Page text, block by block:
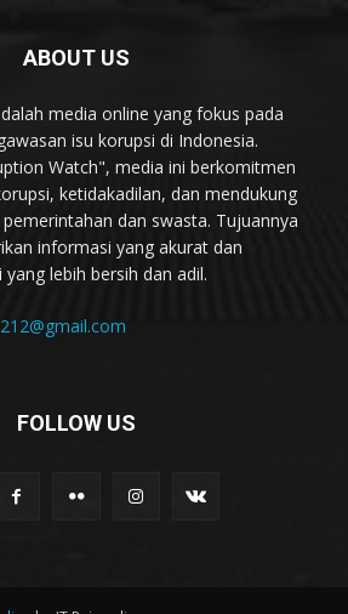
ABOUT US
media online yang fokus pada
isu korupsi di Indonesia.
Watch", media ini berkomitmen
ketidakadilan, dan mendukung
dan swasta. Tujuannya
informasi yang akurat dan
lebih bersih dan adil.
FOLLOW US